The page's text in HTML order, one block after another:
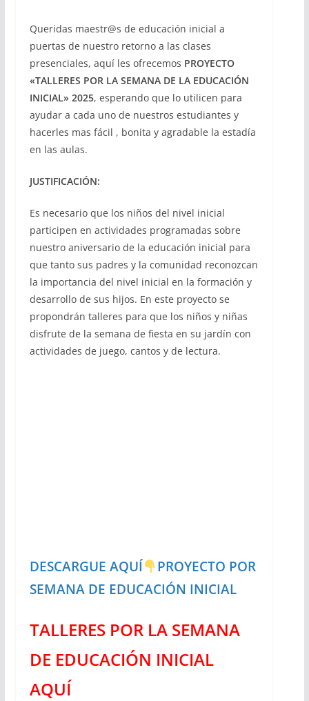
Queridas maestr@s de educación inicial a
puertas de nuestro retorno a las clases
presenciales, aquí les ofrecemos PROYECTO
«TALLERES POR LA SEMANA DE LA EDUCACIÓN
INICIAL» 2025, esperando que lo utilicen para
ayudar a cada uno de nuestros estudiantes y
hacerles mas fácil , bonita y agradable la estadía
en las aulas.
JUSTIFICACIÓN:
Es necesario que los niños del nivel inicial
participen en actividades programadas sobre
nuestro aniversario de la educación inicial para
que tanto sus padres y la comunidad reconozcan
la importancia del nivel inicial en la formación y
desarrollo de sus hijos. En este proyecto se
propondrán talleres para que los niños y niñas
disfrute de la semana de fiesta en su jardín con
actividades de juego, cantos y de lectura.
DESCARGUE AQUÍ
PROYECTO POR
SEMANA DE EDUCACIÓN INICIAL
TALLERES POR LA SEMANA
DE EDUCACIÓN INICIAL
AQUÍ